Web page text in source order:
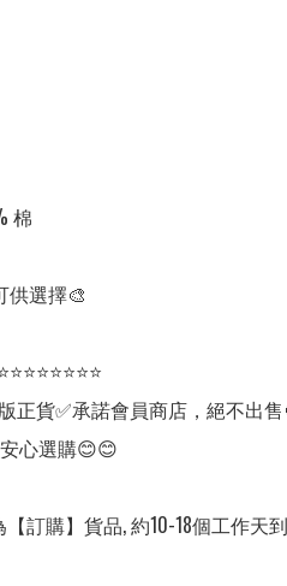
棉
供選擇🎨
正貨✅承諾會員商店，絕不出
心選購😊😊
訂購】貨品, 約10-18個工作天到